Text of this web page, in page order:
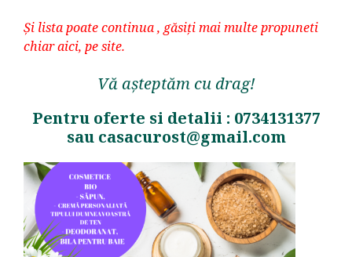
Și lista poate continua , găsiți mai multe propuneti
chiar aici, pe site.
Vă așteptăm cu drag!
Pentru oferte si detalii : 0734131377
sau casacurost@gmail.com